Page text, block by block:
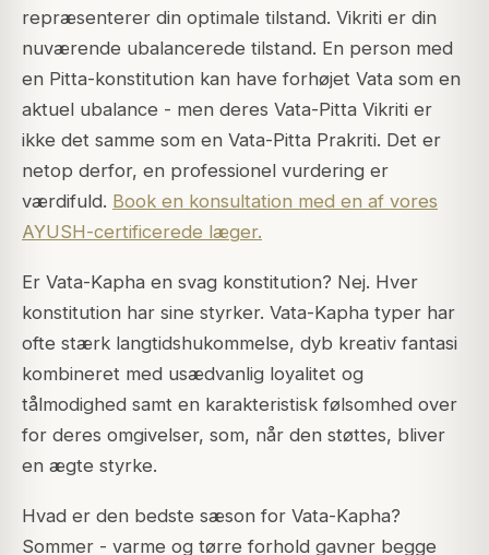
repræsenterer din optimale tilstand. Vikriti er din
nuværende ubalancerede tilstand. En person med
en Pitta-konstitution kan have forhøjet Vata som en
aktuel ubalance - men deres Vata-Pitta Vikriti er
ikke det samme som en Vata-Pitta Prakriti. Det er
netop derfor, en professionel vurdering er
værdifuld. Book en konsultation med en af vores
AYUSH-certificerede læger.
Er Vata-Kapha en svag konstitution? Nej. Hver
konstitution har sine styrker. Vata-Kapha typer har
ofte stærk langtidshukommelse, dyb kreativ fantasi
kombineret med usædvanlig loyalitet og
tålmodighed samt en karakteristisk følsomhed over
for deres omgivelser, som, når den støttes, bliver
en ægte styrke.
Hvad er den bedste sæson for Vata-Kapha?
Sommer - varme og tørre forhold gavner begge